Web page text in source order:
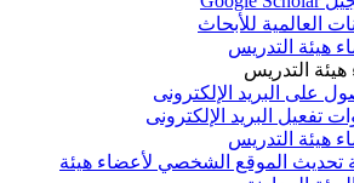
العالمية للأبحاث
هيئة التدريس
هيئة التدريس
على البريد الإلكترونى
تفعيل البريد الإلكترونى
هيئة التدريس
تحديث الموقع الشخصي لأعضاء هيئة